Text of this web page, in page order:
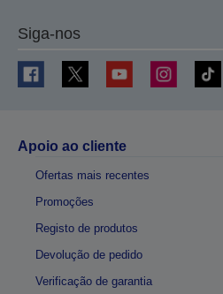
Siga-nos
Apoio ao cliente
Ofertas mais recentes
Promoções
Registo de produtos
Devolução de pedido
Verificação de garantia